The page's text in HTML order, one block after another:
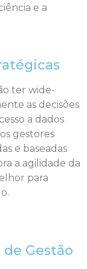
e a
ter wide-
as decisões
a dados
gestores
e baseadas
a agilidade da
para
Gestão